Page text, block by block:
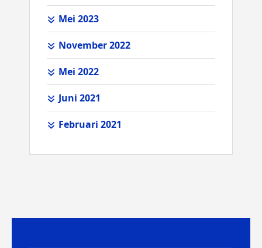
Mei 2023
November 2022
Mei 2022
Juni 2021
Februari 2021